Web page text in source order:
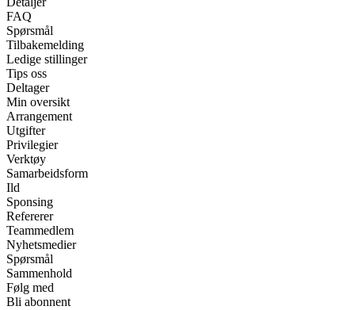
FAQ
Spørsmål
Tilbakemelding
Ledige stillinger
Tips oss
Deltager
Min oversikt
Arrangement
Utgifter
Privilegier
Verktøy
Samarbeidsform
Ild
Sponsing
Refererer
Teammedlem
Nyhetsmedier
Spørsmål
Sammenhold
Følg med
Bli abonnent